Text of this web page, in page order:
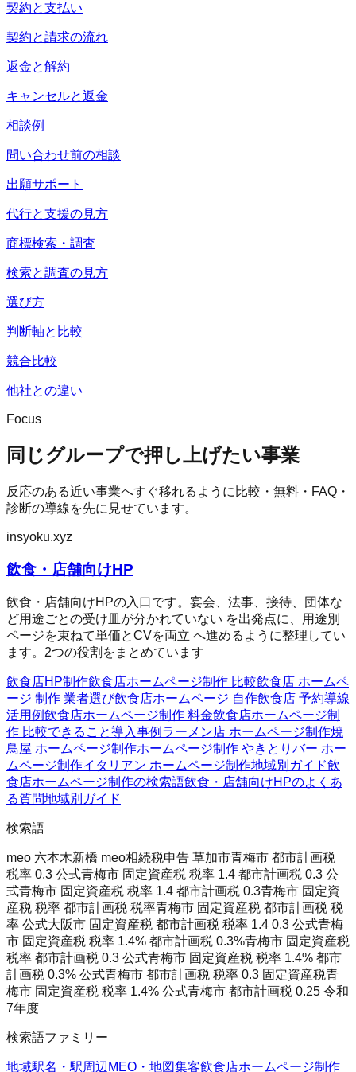
契約と支払い
契約と請求の流れ
返金と解約
キャンセルと返金
相談例
問い合わせ前の相談
出願サポート
代行と支援の見方
商標検索・調査
検索と調査の見方
選び方
判断軸と比較
競合比較
他社との違い
Focus
同じグループで押し上げたい事業
反応のある近い事業へすぐ移れるように比較・無料・FAQ・
診断の導線を先に見せています。
insyoku.xyz
飲食・店舗向けHP
飲食・店舗向けHPの入口です。宴会、法事、接待、団体な
ど用途ごとの受け皿が分かれていない を出発点に、用途別
ページを束ねて単価とCVを両立 へ進めるように整理してい
ます。2つの役割をまとめています
飲食店HP制作飲食店ホームページ制作 比較飲食店 ホームペ
ージ 制作 業者選び飲食店ホームページ 自作飲食店 予約導線
活用例飲食店ホームページ制作 料金飲食店ホームページ制
作 比較できること導入事例 ラーメン店 ホームページ制作焼
鳥屋 ホームページ制作ホームページ制作 やきとり バー ホー
ムページ制作イタリアン ホームページ制作地域別ガイド飲
食店ホームページ制作の検索語飲食・店舗向けHPのよくあ
る質問地域別ガイド
検索語
meo 六本木新橋 meo相続税申告 草加市青梅市 都市計画税
税率 0.3 公式青梅市 固定資産税 税率 1.4 都市計画税 0.3 公
式青梅市 固定資産税 税率 1.4 都市計画税 0.3青梅市 固定資
産税 税率 都市計画税 税率青梅市 固定資産税 都市計画税 税
率 公式大阪市 固定資産税 都市計画税 税率 1.4 0.3 公式青梅
市 固定資産税 税率 1.4% 都市計画税 0.3%青梅市 固定資産税
税率 都市計画税 0.3 公式青梅市 固定資産税 税率 1.4% 都市
計画税 0.3% 公式青梅市 都市計画税 税率 0.3 固定資産税青
梅市 固定資産税 税率 1.4% 公式青梅市 都市計画税 0.25 令和
7年度
検索語ファミリー
地域駅名・駅周辺 MEO・地図集客飲食店ホームページ制作